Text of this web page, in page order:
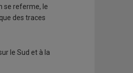
se referme, le
des traces
le Sud et à la